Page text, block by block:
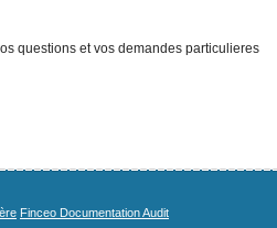
questions et vos demandes particulieres
Finceo Documentation Audit